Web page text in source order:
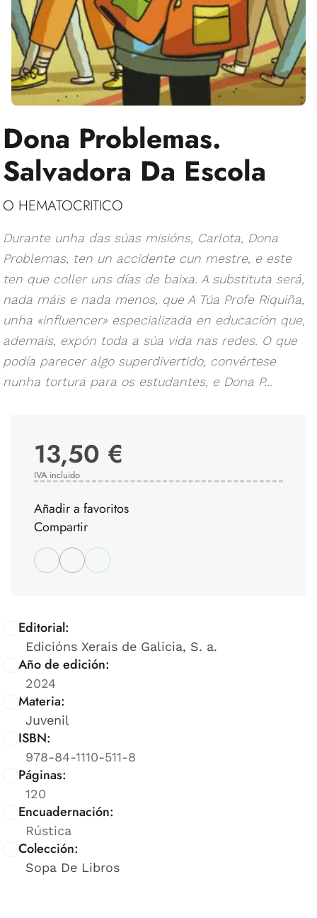
Dona Problemas.
Salvadora Da Escola
O HEMATOCRITICO
Durante unha das súas misións, Carlota, Dona
Problemas, ten un accidente cun mestre, e este
ten que coller uns días de baixa. A substituta será,
nada máis e nada menos, que A Túa Profe Riquiña,
unha «influencer» especializada en educación que,
ademais, expón toda a súa vida nas redes. O que
podía parecer algo superdivertido, convértese
nunha tortura para os estudantes, e Dona P...
Editorial:
Edicións Xerais de Galicia, S. a.
Año de edición:
2024
Materia:
Juvenil
ISBN:
978-84-1110-511-8
Páginas:
120
Encuadernación:
Rústica
Colección:
Sopa De Libros
13,50 €
IVA incluido
Añadir a favoritos
Compartir